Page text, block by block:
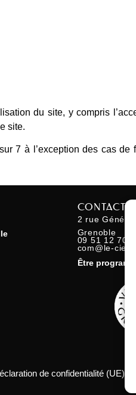
du site, y compris
site.
7 à l’exception des cas
CONTACT
2 rue
Grenoble
09 51 12 70 76
com@le-ciel.fr
Être
de confidentialité (UE)